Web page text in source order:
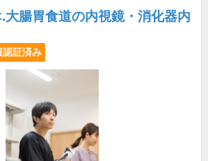
大腸胃食道の内視鏡・消化器内
認証済み